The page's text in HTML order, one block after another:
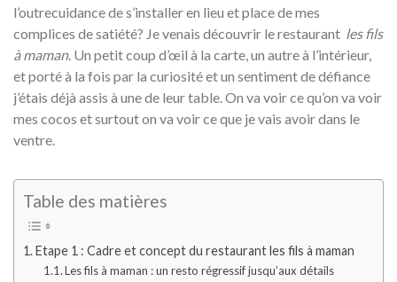
l’outrecuidance de s’installer en lieu et place de mes
complices de satiété? Je venais découvrir le restaurant les fils
à maman. Un petit coup d’œil à la carte, un autre à l’intérieur,
et porté à la fois par la curiosité et un sentiment de défiance
j’étais déjà assis à une de leur table. On va voir ce qu’on va voir
mes cocos et surtout on va voir ce que je vais avoir dans le
ventre.
Table des matières
Etape 1 : Cadre et concept du restaurant les fils à maman
Les fils à maman : un resto régressif jusqu’aux détails